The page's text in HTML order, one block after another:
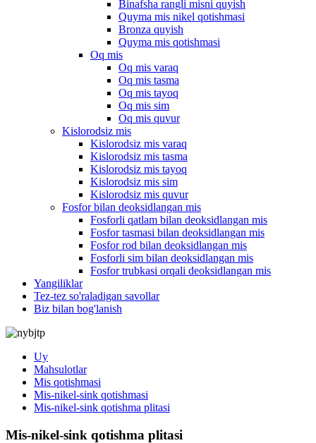
Binafsha rangli misni quyish
Quyma mis nikel qotishmasi
Bronza quyish
Quyma mis qotishmasi
Oq mis
Oq mis varaq
Oq mis tasma
Oq mis tayoq
Oq mis sim
Oq mis quvur
Kislorodsiz mis
Kislorodsiz mis varaq
Kislorodsiz mis tasma
Kislorodsiz mis tayoq
Kislorodsiz mis sim
Kislorodsiz mis quvur
Fosfor bilan deoksidlangan mis
Fosforli qatlam bilan deoksidlangan mis
Fosfor tasmasi bilan deoksidlangan mis
Fosfor rod bilan deoksidlangan mis
Fosforli sim bilan deoksidlangan mis
Fosfor trubkasi orqali deoksidlangan mis
Yangiliklar
Tez-tez so'raladigan savollar
Biz bilan bog'lanish
Uy
Mahsulotlar
Mis qotishmasi
Mis-nikel-sink qotishmasi
Mis-nikel-sink qotishma plitasi
Mis-nikel-sink qotishma plitasi